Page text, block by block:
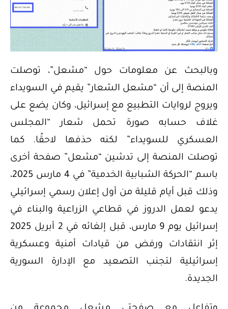
وبالبحث عن معلومات حول “مشعل”، توصلت
المنصة إلى أن “مشعل الشعار” يقيم في السويداء
ويروج لروايات التطبيع مع إسرائيل، وكان يضع على
غلاف حسابه صورة تحمل شعار “المجلس
العسكري للسويداء” لكنه حذفها لاحقًا. كما
توصلت المنصة إلى تدشين “مشعل” صفحة أخرى
باسم “الحركة الشبابية الخدمية” في 4 مارس 2025،
وذلك قبل أيام قليلة من أول إعلان رسمي إسرائيلي
يدعو لعمل الدروز في قطاعي الزراعية والبناء في
إسرائيل يوم 9 مارس، قبل إلغائه في 2 أبريل 2025
إثر انتقادات ورفض من قيادات أمنية وعسكرية
إسرائيلية لتجنب التصعيد مع الإدارة السورية
الجديدة.